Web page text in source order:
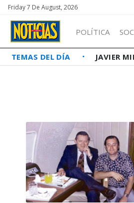
Friday 7 De August, 2026
POLÍTICA
TEMAS DEL DÍA JAVIER